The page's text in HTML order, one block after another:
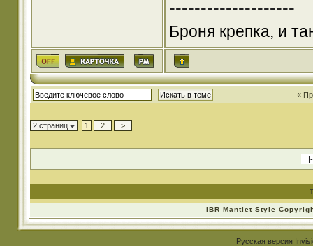
--------------------
Броня крепка, и
«
2 страниц 1 2 >
IBR Mantlet Style
Русская версия